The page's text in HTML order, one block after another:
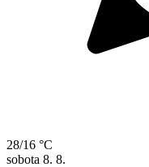
28/16 °C
sobota 8. 8.